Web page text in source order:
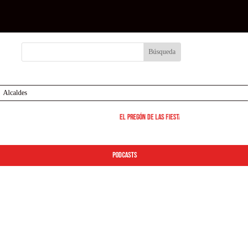
Alcaldes
El pregón de las fiestas de Leganés será el 12
podcasts